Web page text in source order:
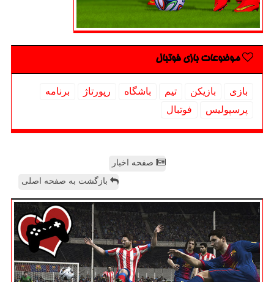
موضوعات بازی فوتبال
بازی بازیكن تیم باشگاه رپورتاژ
برنامه
پرسپولیس
فوتبال
صفحه اخبار
بازگشت به صفحه اصلی